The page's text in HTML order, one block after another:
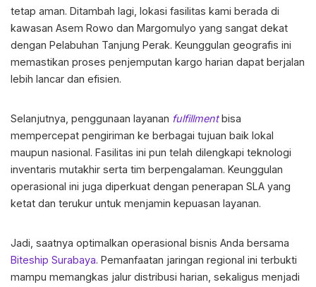
tetap aman. Ditambah lagi, lokasi fasilitas kami berada di
kawasan Asem Rowo dan Margomulyo yang sangat dekat
dengan Pelabuhan Tanjung Perak. Keunggulan geografis ini
memastikan proses penjemputan kargo harian dapat berjalan
lebih lancar dan efisien.
Selanjutnya, penggunaan layanan fulfillmentbisa
mempercepat pengiriman ke berbagai tujuan baik lokal
maupun nasional. Fasilitas ini pun telah dilengkapi teknologi
inventaris mutakhir serta tim berpengalaman. Keunggulan
operasional ini juga diperkuat dengan penerapan SLA yang
ketat dan terukur untuk menjamin kepuasan layanan.
Jadi, saatnya optimalkan operasional bisnis Anda bersama
Biteship Surabaya. Pemanfaatan jaringan regional ini terbukti
mampu memangkas jalur distribusi harian, sekaligus menjadi